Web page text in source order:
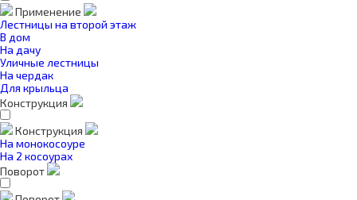
Применение
Лестницы на второй этаж
В дом
На дачу
Уличные лестницы
На чердак
Для крыльца
Конструкция
Конструкция
На монокосоуре
На 2 косоурах
Поворот